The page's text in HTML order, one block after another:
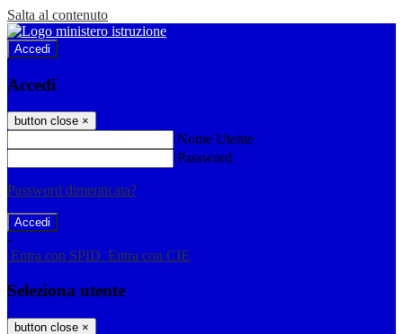
Salta al contenuto
Accedi
Accedi
button close ×
Nome Utente
Password
Password dimenticata?
-
Entra con SPID Entra con CIE
Seleziona utente
button close ×